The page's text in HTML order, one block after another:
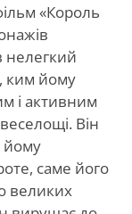
«Король
ким йому
і активним
Він
йому
саме його
великих